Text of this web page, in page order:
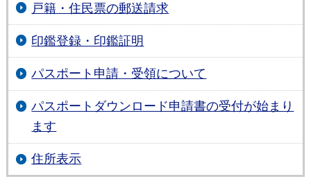
戸籍・住民票の郵送請求
印鑑登録・印鑑証明
パスポート申請・受領について
パスポートダウンロード申請書の受付が始まり
ます
住所表示